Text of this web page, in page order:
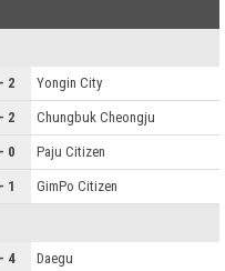
2 Yongin City
2 Chungbuk Cheongju
0 Paju Citizen
1 GimPo Citizen
4 Daegu